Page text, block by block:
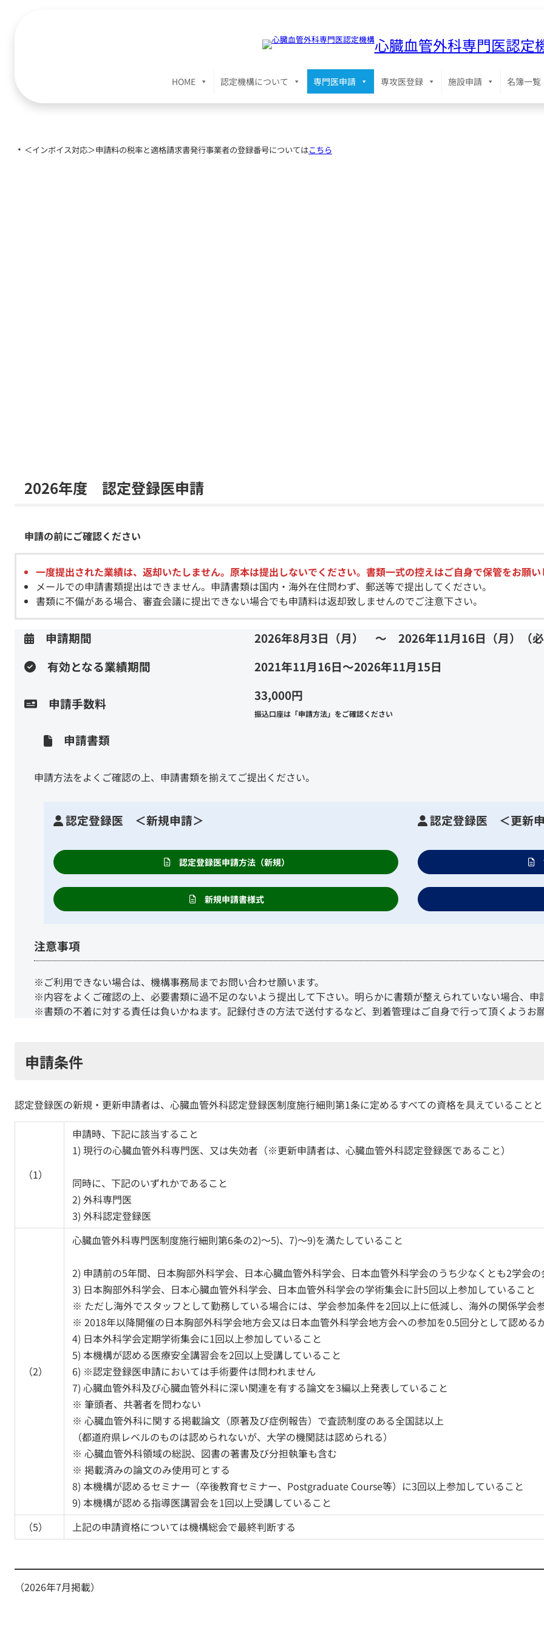
心臓血管外科専門医認定
HOME 認定機構について 専門医申請 専攻医登録 施設申請 名簿一覧
・ ＜インボイス対応＞申請料の税率と適格請求書発行事業者の登録番号についてはこちら
2026年度 認定登録医申請
申請の前にご確認ください
一度提出された業績は、返却いたしません。原本は提出しないでください。書類一式の控えはご自身で保管をお願い
メールでの申請書類提出はできません。申請書類は国内・海外在住問わず、郵送等で提出してください。
書類に不備がある場合、審査会議に提出できない場合でも申請料は返却致しませんのでご注意下さい。
申請期間
2026年8月3日（月） ～ 2026年11月16日（月）（必
有効となる業績期間
2021年11月16日～2026年11月15日
申請手数料
33,000円
振込口座は「申請方法」をご確認ください
申請書類
申請方法をよくご確認の上、申請書類を揃えてご提出ください。
認定登録医 ＜新規申請＞
認定登録医申請方法（新規）
新規申請書様式
認定登録医 ＜更新
注意事項
※ご利用できない場合は、機構事務局までお問い合わせ願います。
※内容をよくご確認の上、必要書類に過不足のないよう提出して下さい。明らかに書類が整えられていない場合、申
※書類の不着に対する責任は負いかねます。記録付きの方法で送付するなど、到着管理はご自身で行って頂くようお願
申請条件
認定登録医の新規・更新申請者は、心臓血管外科認定登録医制度施行細則第1条に定めるすべての資格を具えていることと
（1）
申請時、下記に該当すること
1) 現行の心臓血管外科専門医、又は失効者（※更新申請者は、心臓血管外科認定登録医であること）
同時に、下記のいずれかであること
2) 外科専門医
3) 外科認定登録医
（2）
心臓血管外科専門医制度施行細則第6条の2)～5)、7)～9)を満たしていること
2) 申請前の5年間、日本胸部外科学会、日本心臓血管外科学会、日本血管外科学会のうち少なくとも2学会の
3) 日本胸部外科学会、日本心臓血管外科学会、日本血管外科学会の学術集会に計5回以上参加していること
※ ただし海外でスタッフとして勤務している場合には、学会参加条件を2回以上に低減し、海外の関係学会
※ 2018年以降開催の日本胸部外科学会地方会又は日本血管外科学会地方会への参加を0.5回分として認める
4) 日本外科学会定期学術集会に1回以上参加していること
5) 本機構が認める医療安全講習会を2回以上受講していること
6) ※認定登録医申請においては手術要件は問われません
7) 心臓血管外科及び心臓血管外科に深い関連を有する論文を3編以上発表していること
※ 筆頭者、共著者を問わない
※ 心臓血管外科に関する掲載論文（原著及び症例報告）で査読制度のある全国誌以上
（都道府県レベルのものは認められないが、大学の機関誌は認められる）
※ 心臓血管外科領域の総説、図書の著書及び分担執筆も含む
※ 掲載済みの論文のみ使用可とする
8) 本機構が認めるセミナー（卒後教育セミナー、Postgraduate Course等）に3回以上参加していること
9) 本機構が認める指導医講習会を1回以上受講していること
（5）
上記の申請資格については機構総会で最終判断する
（2026年7月掲載）